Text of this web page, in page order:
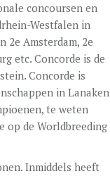
concoursen en
Westfalen in
2e Amsterdam, 2e
etc. Concorde is de
Concorde is
in Lanaken
te weten
op de Worldbreeding
Inmiddels heeft